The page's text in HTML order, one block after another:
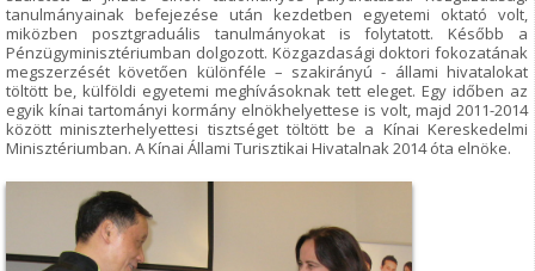
tanulmányainak befejezése után kezdetben egyetemi oktató volt,
miközben posztgraduális tanulmányokat is folytatott. Később a
Pénzügyminisztériumban dolgozott. Közgazdasági doktori fokozatának
megszerzését követően különféle – szakirányú - állami hivatalokat
töltött be, külföldi egyetemi meghívásoknak tett eleget. Egy időben az
egyik kínai tartományi kormány elnökhelyettese is volt, majd 2011-2014
között miniszterhelyettesi tisztséget töltött be a Kínai Kereskedelmi
Minisztériumban. A Kínai Állami Turisztikai Hivatalnak 2014 óta elnöke.